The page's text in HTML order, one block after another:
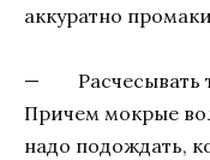
аккуратно
— Расчесывать
Причем мокрые
надо подождать,